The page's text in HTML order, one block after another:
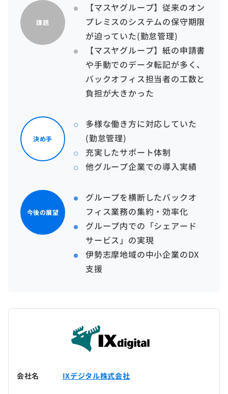
課題
【マスヤグループ】従来のオン
プレミスのシステムの保守期限
が迫っていた(勤怠管理)
【マスヤグループ】紙の申請書
や手動でのデータ転記が多く、
バックオフィス担当者の工数と
負担が大きかった
決め手
多様な働き方に対応していた
(勤怠管理)
充実したサポート体制
他グループ企業での導入実績
今後の展望
グループを横断したバックオ
フィス業務の集約・効率化
グループ内での「シェアード
サービス」の実現
伊勢志摩地域の中小企業のDX
支援
会社名 IXデジタル株式会社